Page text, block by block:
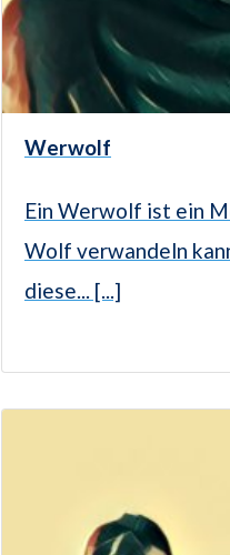
Werwolf
Ein Werwolf ist ein
Wolf verwandeln
diese... [...]